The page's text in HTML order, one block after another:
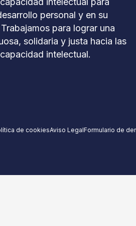
personal y en su
para lograr una
solidaria y justa hacia las
intelectual.
de cookiesAviso LegalFormulario de